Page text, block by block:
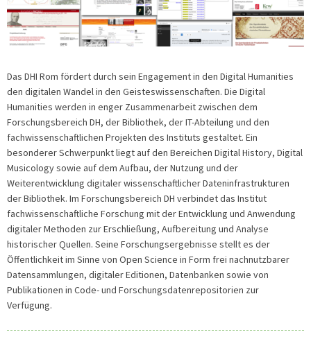
Das DHI Rom fördert durch sein Engagement in den Digital Humanities
den digitalen Wandel in den Geisteswissenschaften. Die Digital
Humanities werden in enger Zusammenarbeit zwischen dem
Forschungsbereich DH, der Bibliothek, der IT-Abteilung und den
fachwissenschaftlichen Projekten des Instituts gestaltet. Ein
besonderer Schwerpunkt liegt auf den Bereichen Digital History, Digital
Musicology sowie auf dem Aufbau, der Nutzung und der
Weiterentwicklung digitaler wissenschaftlicher Dateninfrastrukturen
der Bibliothek. Im Forschungsbereich DH verbindet das Institut
fachwissenschaftliche Forschung mit der Entwicklung und Anwendung
digitaler Methoden zur Erschließung, Aufbereitung und Analyse
historischer Quellen. Seine Forschungsergebnisse stellt es der
Öffentlichkeit im Sinne von Open Science in Form frei nachnutzbarer
Datensammlungen, digitaler Editionen, Datenbanken sowie von
Publikationen in Code- und Forschungsdatenrepositorien zur
Verfügung.